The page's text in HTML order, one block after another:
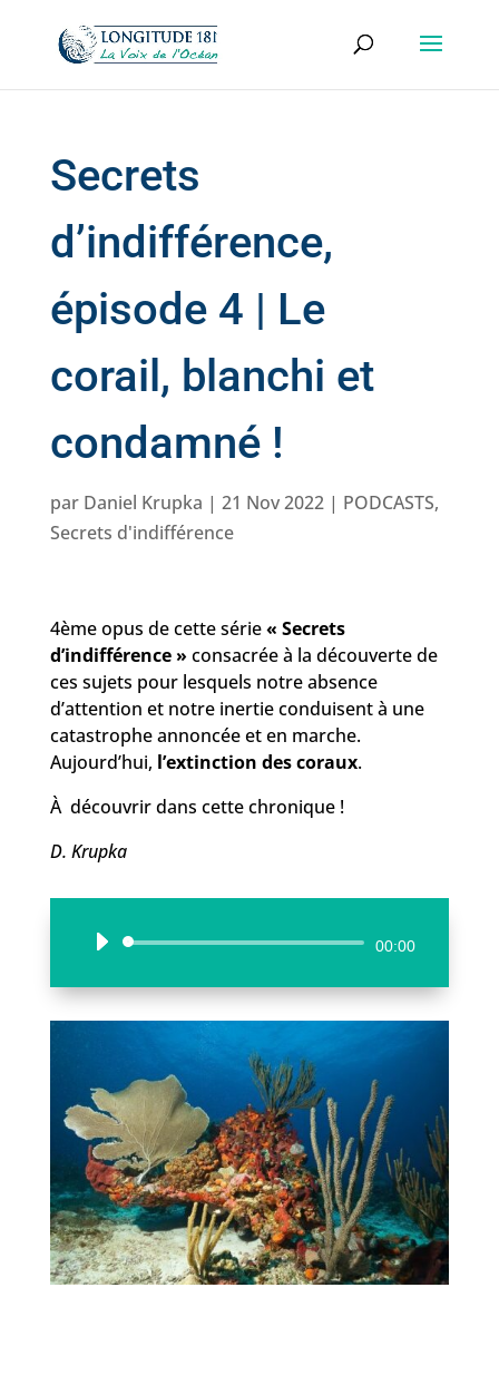
Secrets
d’indifférence,
épisode 4 | Le
corail, blanchi et
condamné !
par Daniel Krupka | 21 Nov 2022| PODCASTS,
Secrets d'indifférence
4ème opus de cette série« Secrets
d’indifférence » consacrée à la découverte de
ces sujets pour lesquels notre absence
d’attention et notre inertie conduisent à une
catastrophe annoncée et en marche.
Aujourd’hui, l’extinction des coraux.
À découvrir dans cette chronique !
D. Krupka
Lecteur
00:00